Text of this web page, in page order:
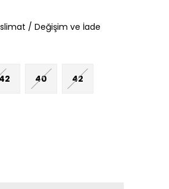
/ Değişim ve İade
40 42